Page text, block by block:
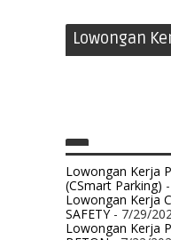
Lowongan
Lowongan Kerja
(CSmart Parking)
Lowongan Kerja
SAFETY- 7/29/
Lowongan Kerja